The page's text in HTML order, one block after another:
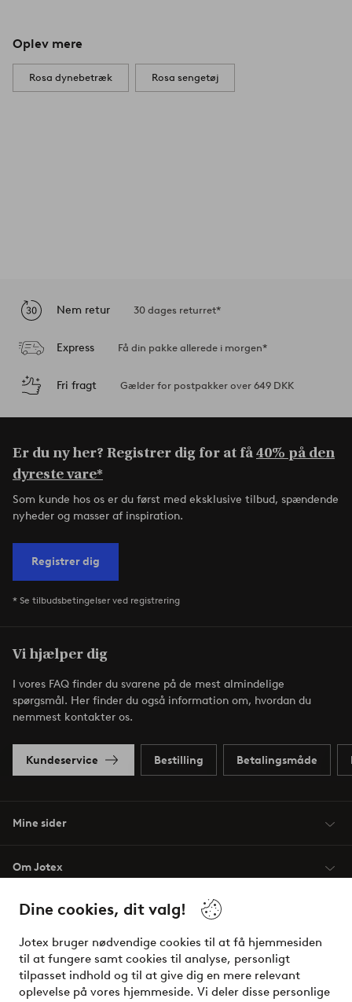
Dine cookies, dit valg!
Jotex bruger nødvendige cookies til at få hjemmesiden
til at fungere samt cookies til analyse, personligt
tilpasset indhold og til at give dig en mere relevant
oplevelse på vores hjemmeside. Vi deler disse personlige
Oplev mere
Rosa dynebetræk Rosa sengetøj
Nem retur 30 dages returret*
Express Få din pakke allerede i morgen*
Fri fragt Gælder for postpakker over 649 DKK
Er du ny her? Registrer dig for at få40% på den
dyreste vare*
Som kunde hos os er du først med eksklusive tilbud, spændende
nyheder og masser af inspiration.
Registrer dig
* Se tilbudsbetingelser ved registrering
Vi hjælper dig
I vores FAQ finder du svarene på de mest almindelige
spørgsmål. Her finder du også information om, hvordan du
nemmest kontakter os.
Kundeservice Bestilling Betalingsmåde
Mine sider
Om Jotex
Vilkår
Venner